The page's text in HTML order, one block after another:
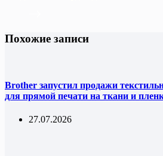
Похожие записи
Brother запустил продажи
для прямой печати на ткани и
27.07.2026